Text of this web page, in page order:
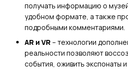
получать информацию о
удобном формате, а также
подробными комментариями.
AR и VR – технологии
реальности позволяют
события, оживить экспонаты